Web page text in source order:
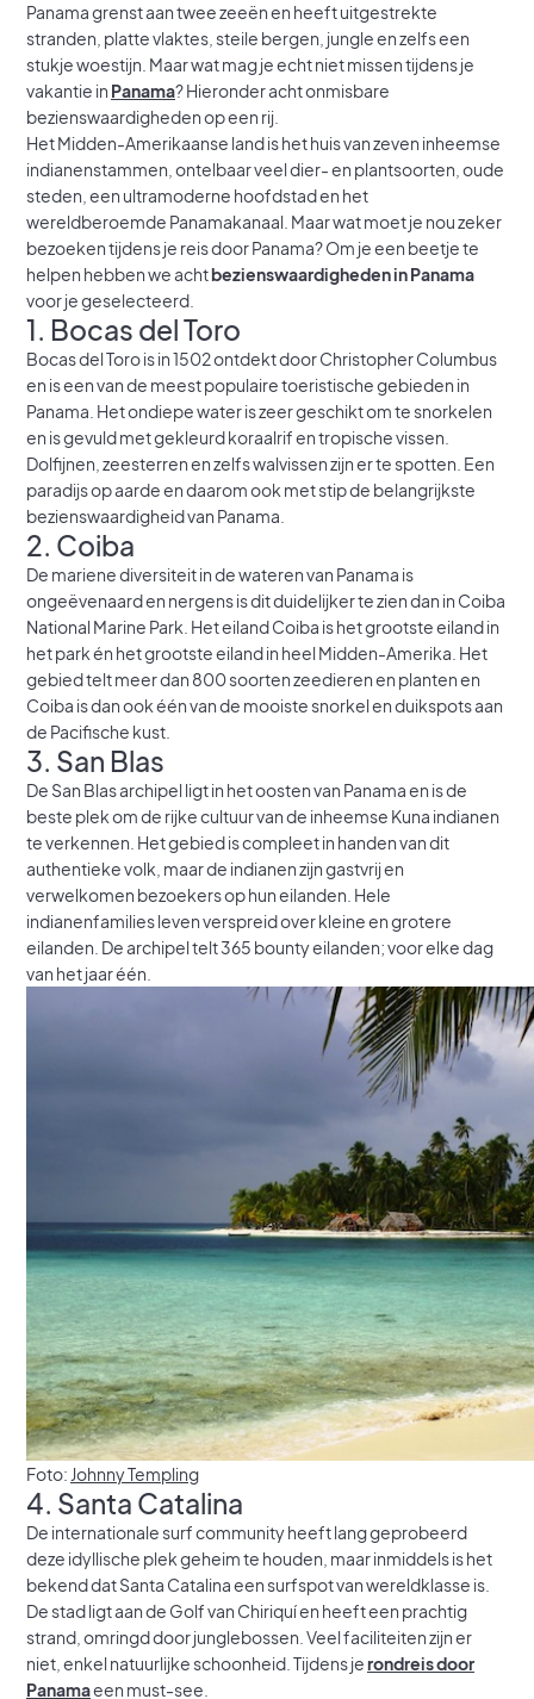
Panama grenst aan twee zeeën en heeft uitgestrekte
stranden, platte vlaktes, steile bergen, jungle en zelfs een
stukje woestijn. Maar wat mag je echt niet missen tijdens je
vakantie in Panama? Hieronder acht onmisbare
bezienswaardigheden op een rij.
Het Midden-Amerikaanse land is het huis van zeven inheemse
indianenstammen, ontelbaar veel dier- en plantsoorten, oude
steden, een ultramoderne hoofdstad en het
wereldberoemde Panamakanaal. Maar wat moet je nou zeker
bezoeken tijdens je reis door Panama? Om je een beetje te
helpen hebben we achtbezienswaardigheden in Panama
voor je geselecteerd.
1. Bocas del Toro
Bocas del Toro is in 1502 ontdekt door Christopher Columbus
en is een van de meest populaire toeristische gebieden in
Panama. Het ondiepe water is zeer geschikt om te snorkelen
en is gevuld met gekleurd koraalrif en tropische vissen.
Dolfijnen, zeesterren en zelfs walvissen zijn er te spotten. Een
paradijs op aarde en daarom ook met stip de belangrijkste
bezienswaardigheid van Panama.
2. Coiba
De mariene diversiteit in de wateren van Panama is
ongeëvenaard en nergens is dit duidelijker te zien dan in Coiba
National Marine Park. Het eiland Coiba is het grootste eiland in
het park én het grootste eiland in heel Midden-Amerika. Het
gebied telt meer dan 800 soorten zeedieren en planten en
Coiba is dan ook één van de mooiste snorkel en duikspots aan
de Pacifische kust.
3. San Blas
De San Blas archipel ligt in het oosten van Panama en is de
beste plek om de rijke cultuur van de inheemse Kuna indianen
te verkennen. Het gebied is compleet in handen van dit
authentieke volk, maar de indianen zijn gastvrij en
verwelkomen bezoekers op hun eilanden. Hele
indianenfamilies leven verspreid over kleine en grotere
eilanden. De archipel telt 365 bounty eilanden; voor elke dag
van het jaar één.
Foto: Johnny Templing
4. Santa Catalina
De internationale surf community heeft lang geprobeerd
deze idyllische plek geheim te houden, maar inmiddels is het
bekend dat Santa Catalina een surfspot van wereldklasse is.
De stad ligt aan de Golf van Chiriquí en heeft een prachtig
strand, omringd door junglebossen. Veel faciliteiten zijn er
niet, enkel natuurlijke schoonheid. Tijdens jerondreis door
Panamaeen must-see.